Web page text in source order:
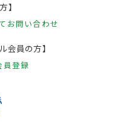
】
お問い合わせ
会員の方】
員登録